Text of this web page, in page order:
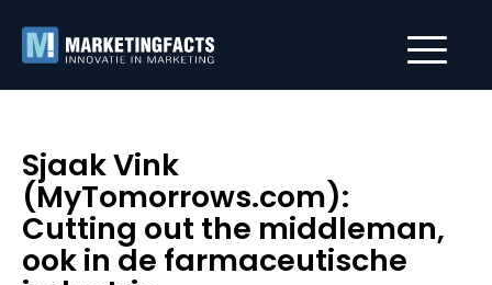
Sjaak Vink
(MyTomorrows.com):
Cutting out the middleman,
ook in de farmaceutische